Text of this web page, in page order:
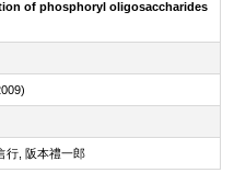
of phosphoryl oligosaccharides
行, 阪本禮一郎